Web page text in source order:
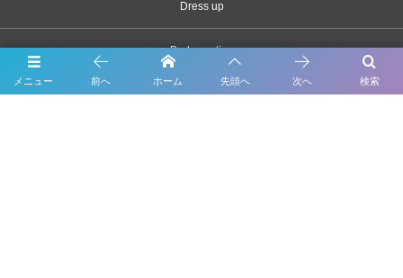
Dress up
Body coating
Carsensor
メニュー 検索
前へ ホーム 先頭へ 次へ